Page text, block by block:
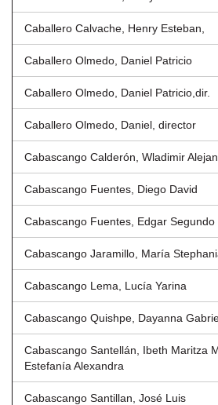
Caballero Calvache, Henry Esteban,
Caballero Olmedo, Daniel Patricio
Caballero Olmedo, Daniel Patricio,dir.
Caballero Olmedo, Daniel, director
Cabascango Calderón, Wladimir
Cabascango Fuentes, Diego David
Cabascango Fuentes, Edgar Segundo
Cabascango Jaramillo, María
Cabascango Lema, Lucía Yarina
Cabascango Quishpe, Dayanna
Cabascango Santellán, Ibeth Maritza
Estefanía Alexandra
Cabascango Santillan, José Luis